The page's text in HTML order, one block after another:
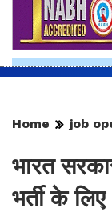
Home job
भारत
भर्ती के